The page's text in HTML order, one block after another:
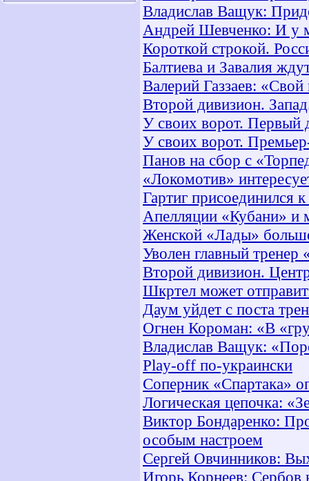
Владислав Ващук:
Андрей Шевченко: И у
Короткой строкой.
Балтиева и Завалия
Валерий Газзаев:
Второй дивизион.
У своих ворот. Первый
У своих ворот.
Панов на сбор с
«Локомотив»
Гартиг присоединился
Апелляции «Кубани» и
Женской «Лады»
Уволен главный тренер
Второй дивизион.
Шкртел может
Даум уйдет с поста
Огнен Короман: «В
Владислав Ващук:
Play-off по-украински
Соперник «Спартака»
Логическая цепочка:
Виктор Бондаренко:
особым настроем
Сергей Овчинников:
Игорь Корнеев: Сербов